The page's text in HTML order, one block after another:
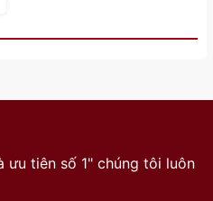
ưu tiên số 1" chúng tôi luôn